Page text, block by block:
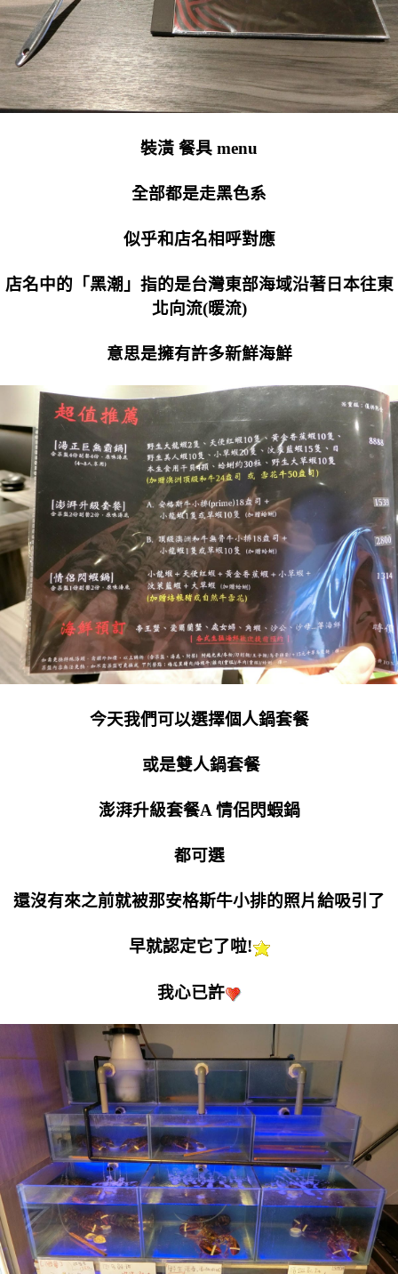
裝潢 餐具 menu
全部都是走黑色系
似乎和店名相呼對應
店名中的「黑潮」指的是台灣東部海域沿著日本往東
北向流(暖流)
意思是擁有許多新鮮海鮮
今天我們可以選擇個人鍋套餐
或是雙人鍋套餐
澎湃升級套餐A 情侶閃蝦鍋
都可選
還沒有來之前就被那安格斯牛小排的照片給吸引了
早就認定它了啦!
我心已許